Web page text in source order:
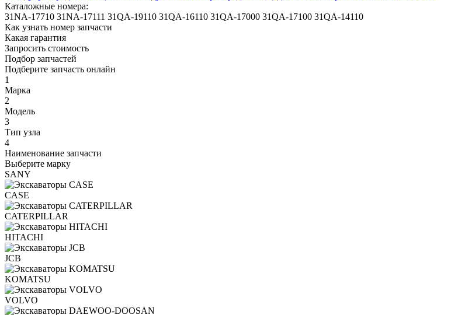
Каталожные номера:
31NA-17710 31NA-17111 31QA-19110 31QA-16110 31QA-17000 31QA-17100 31QA-14110
Как узнать номер запчасти
Какая гарантия
Запросить стоимость
Подбор запчастей
Подберите запчасть онлайн
1
Марка
2
Модель
3
Тип узла
4
Наименование запчасти
Выберите марку
SANY
CASE
CATERPILLAR
HITACHI
JCB
KOMATSU
VOLVO